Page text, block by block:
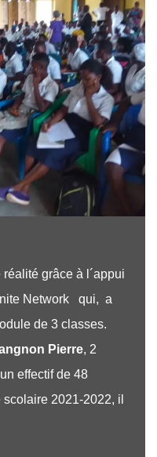
grâce à l´appui
Network qui, a
de 3 classes.
Pierre, 2
effectif de 48
2021-2022, il